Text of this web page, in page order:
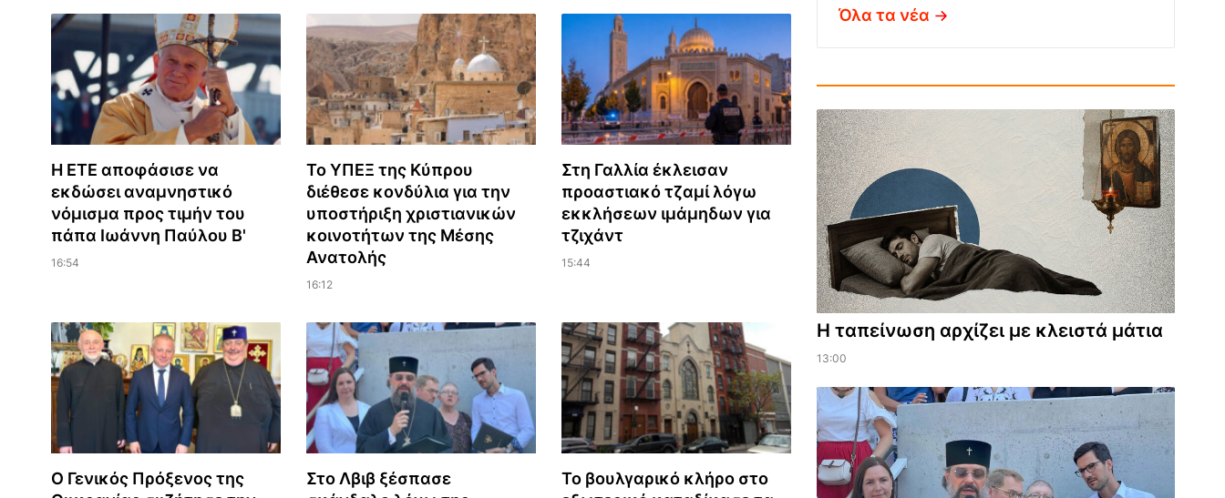
Η ΕΤΕ αποφάσισε να
εκδώσει αναμνηστικό
νόμισμα προς τιμήν του
πάπα Ιωάννη Παύλου Β'
16:54
Το ΥΠΕΞ της Κύπρου
διέθεσε κονδύλια για την
υποστήριξη χριστιανικών
κοινοτήτων της Μέσης
Ανατολής
16:12
Στη Γαλλία έκλεισαν
προαστιακό τζαμί λόγω
εκκλήσεων ιμάμηδων για
τζιχάντ
15:44
Ο Γενικός Πρόξενος της
Στο Λβιβ ξέσπασε
Το βουλγαρικό κλήρο στο
Όλα τα νέα
Η ταπείνωση αρχίζει με κλειστά μάτια
13:00